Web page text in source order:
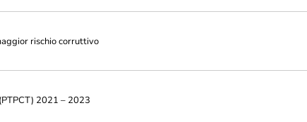
rischio corruttivo
2021 – 2023